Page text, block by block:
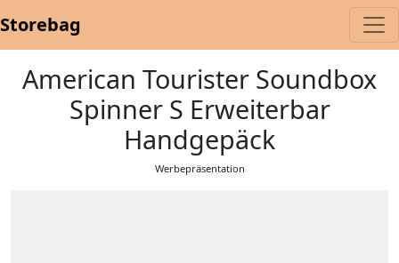
Storebag
American Tourister Soundbox
Spinner S Erweiterbar
Handgepäck
Werbepräsentation